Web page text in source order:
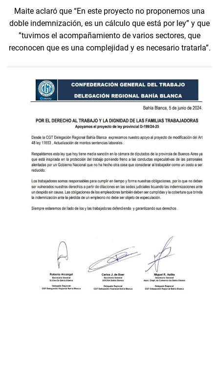
Maite aclaró que “En este proyecto no proponemos una
doble indemnización, es un cálculo que está por ley” y que
”tuvimos el acompañamiento de varios sectores, que
reconocen que es una complejidad y es necesario tratarla”.